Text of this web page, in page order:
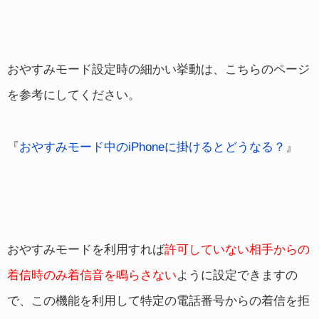
おやすみモード設定時の細かい挙動は、こちらのページ
を参考にしてください。
『おやすみモード中のiPhoneに掛けるとどうなる？ 』
おやすみモードを利用すれば許可していない相手からの
着信時のみ着信音を鳴らさないように設定できますの
で、この機能を利用して特定の電話番号からの着信を拒